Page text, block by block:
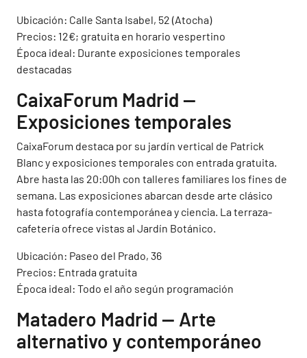
Ubicación: Calle Santa Isabel, 52 (Atocha)
Precios: 12€; gratuita en horario vespertino
Época ideal: Durante exposiciones temporales
destacadas
CaixaForum Madrid —
Exposiciones temporales
CaixaForum destaca por su jardín vertical de Patrick
Blanc y exposiciones temporales con entrada gratuita.
Abre hasta las 20:00h con talleres familiares los fines de
semana. Las exposiciones abarcan desde arte clásico
hasta fotografía contemporánea y ciencia. La terraza-
cafetería ofrece vistas al Jardín Botánico.
Ubicación: Paseo del Prado, 36
Precios: Entrada gratuita
Época ideal: Todo el año según programación
Matadero Madrid — Arte
alternativo y contemporáneo